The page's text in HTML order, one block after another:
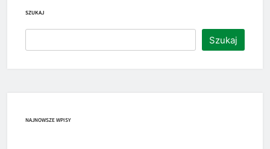
SZUKAJ
Szukaj
NAJNOWSZE WPISY